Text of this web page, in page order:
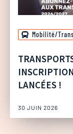
Mobilité/
LANCÉES !
30 JUIN 2026